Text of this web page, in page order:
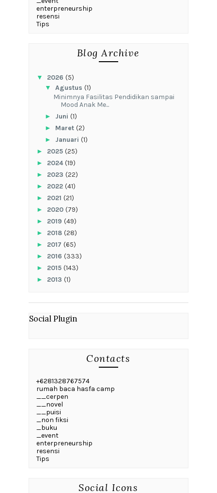
enterpreneurship
resensi
Tips
Blog Archive
▼ 2026 (5)
▼ Agustus (1)
‎Minimnya Fasilitas Pendidikan sampai
Mood Anak Me...
► Juni (1)
► Maret (2)
► Januari (1)
► 2025 (25)
► 2024(19)
► 2023 (22)
► 2022 (41)
► 2021 (21)
► 2020 (79)
► 2019 (49)
► 2018 (28)
► 2017 (65)
► 2016 (333)
► 2015 (143)
► 2013 (1)
Social Plugin
Contacts
+6281328767574
rumah baca hasfa camp
__cerpen
__novel
__puisi
_non fiksi
_buku
_event
enterpreneurship
resensi
Tips
Social Icons